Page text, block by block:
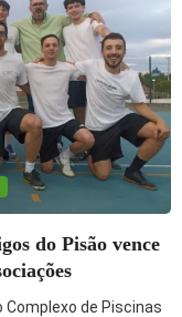
do Pisão vence
de Piscinas